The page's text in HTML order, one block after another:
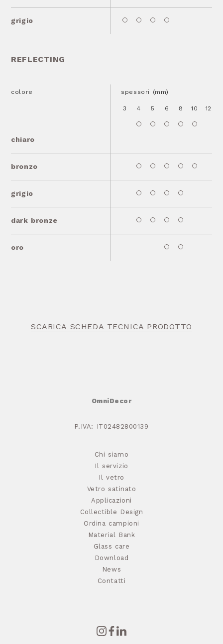
grigio
REFLECTING
colore
chiaro
spessori (mm)
3 4 5 6 8 10 12
bronzo
grigio
dark bronze
oro
SCARICA SCHEDA TECNICA PRODOTTO
OmniDecor
P.IVA: IT02482800139
Chi siamo
Il servizio
Il vetro
Vetro satinato
Applicazioni
Collectible Design
Ordina campioni
Material Bank
Glass care
Download
News
Contatti